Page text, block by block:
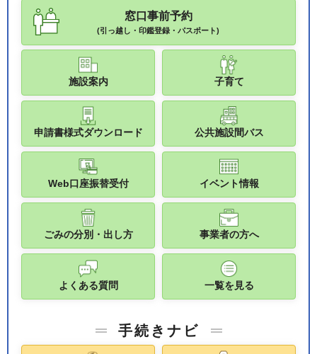
窓口事前予約
(引っ越し・印鑑登録・パスポート)
施設案内 子育て
申請書様式ダウンロード 公共施設間バス
Web口座振替受付 イベント情報
ごみの分別・出し方 事業者の方へ
よくある質問 一覧を見る
手続きナビ